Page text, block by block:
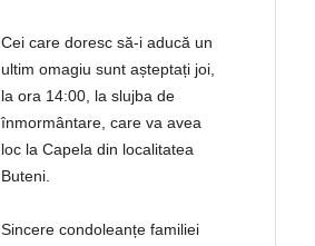
Cei care doresc să-i aducă un
ultim omagiu sunt așteptați joi,
la ora 14:00, la slujba de
înmormântare, care va avea
loc la Capela din localitatea
Buteni.
Sincere condoleanțe familiei